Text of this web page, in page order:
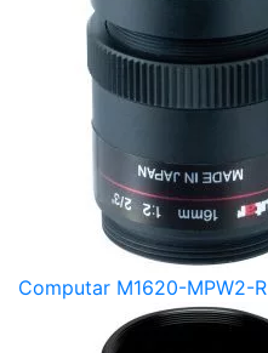
Computar M1620-MPW2-R